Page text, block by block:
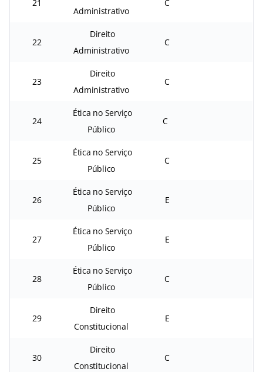
21
Administrativo
C
22
Direito
Administrativo
C
23
Direito
Administrativo
C
24
Ética no Serviço
Público
C
25
Ética no Serviço
Público
C
26
Ética no Serviço
Público
E
27
Ética no Serviço
Público
E
28
Ética no Serviço
Público
C
29
Direito
Constitucional
E
30
Direito
Constitucional
C